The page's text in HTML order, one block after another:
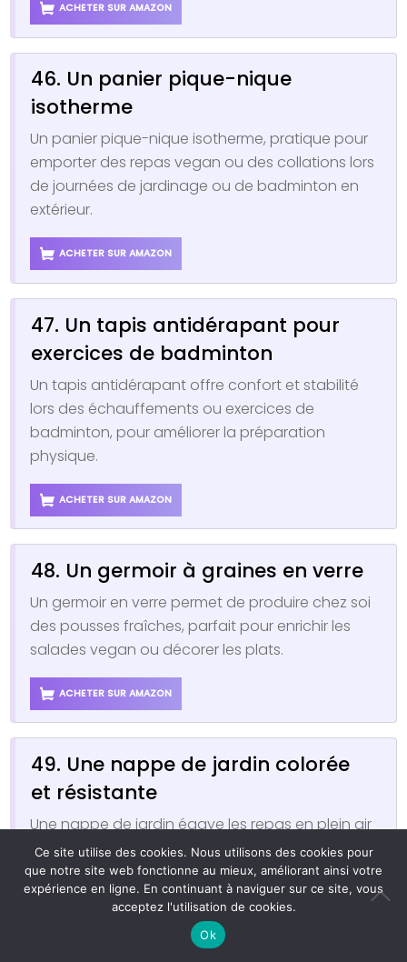
ACHETER SUR AMAZON
46. Un panier pique-nique
isotherme
Un panier pique-nique isotherme, pratique pour
emporter des repas vegan ou des collations lors
de journées de jardinage ou de badminton en
extérieur.
ACHETER SUR AMAZON
47. Un tapis antidérapant pour
exercices de badminton
Un tapis antidérapant offre confort et stabilité
lors des échauffements ou exercices de
badminton, pour améliorer la préparation
physique.
ACHETER SUR AMAZON
48. Un germoir à graines en verre
Un germoir en verre permet de produire chez soi
des pousses fraîches, parfait pour enrichir les
salades vegan ou décorer les plats.
ACHETER SUR AMAZON
49. Une nappe de jardin colorée
et résistante
Une nappe de jardin égaye les repas en plein air
et résiste aux intempéries, idéale pour organiser
des déjeuners vegan sous le soleil ou la tonnelle.
ACHETER SUR AMAZON
Ce site utilise des cookies. Nous utilisons des cookies pour
que notre site web fonctionne au mieux, améliorant ainsi votre
expérience en ligne. En continuant à naviguer sur ce site, vous
acceptez l'utilisation de cookies.
Ok